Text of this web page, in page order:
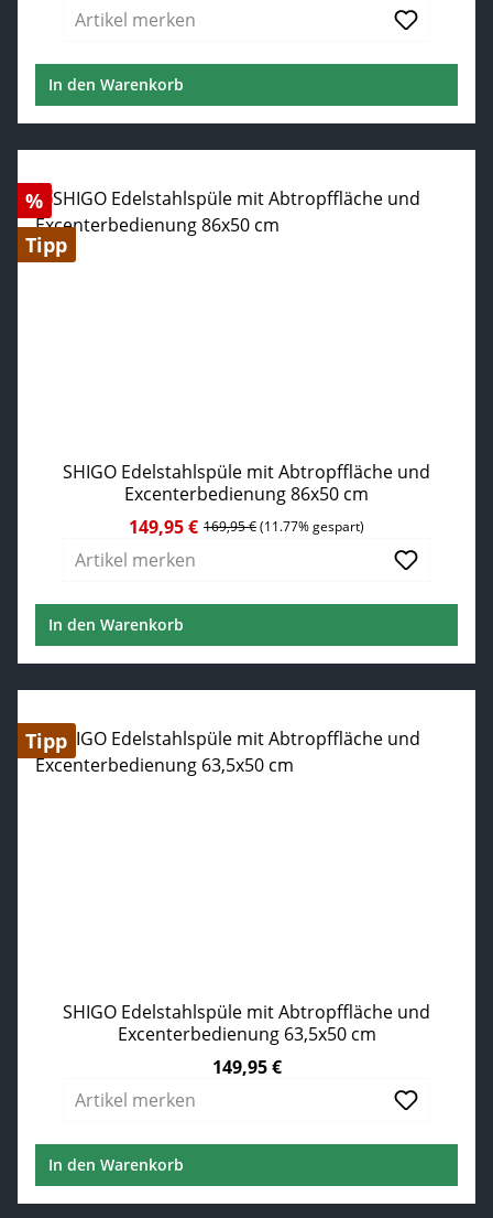
Artikel merken
In den Warenkorb
Rabatt
%
Tipp
SHIGO Edelstahlspüle mit Abtropffläche und
Excenterbedienung 86x50 cm
Verkaufspreis:149,95 € Regulärer Preis:
169,95 €(11.77% gespart)
Artikel merken
In den Warenkorb
Tipp
SHIGO Edelstahlspüle mit Abtropffläche und
Excenterbedienung 63,5x50 cm
149,95 €
Artikel merken
In den Warenkorb